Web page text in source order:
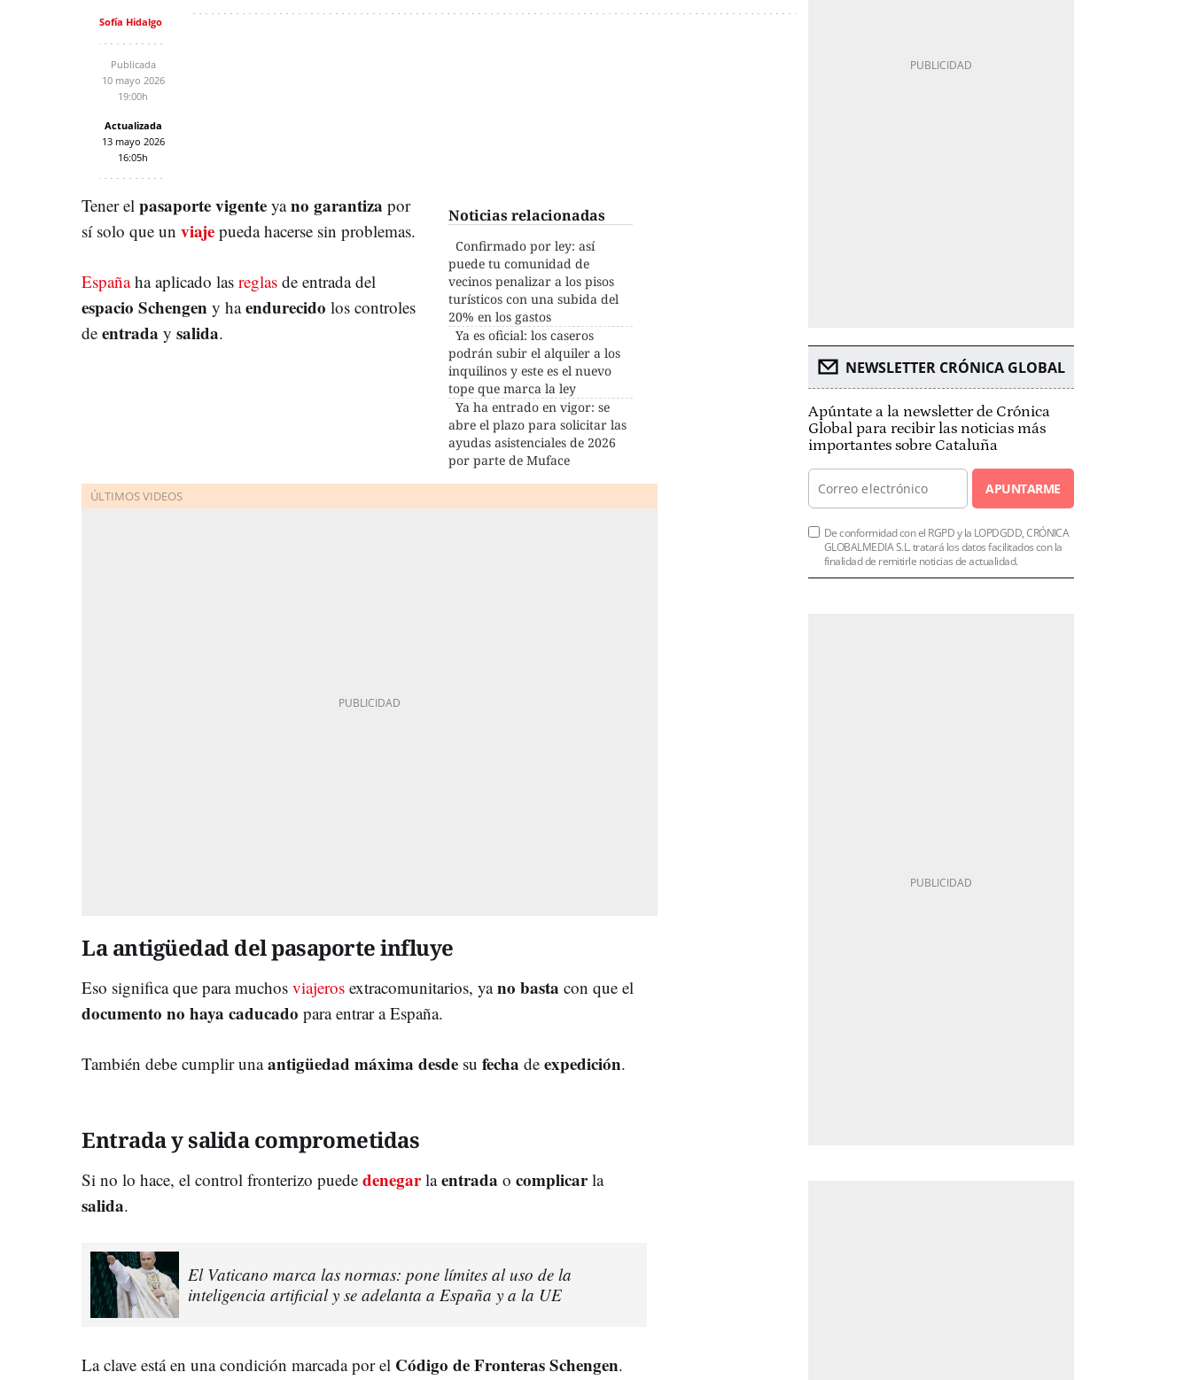
Sofía Hidalgo
Publicada
10 mayo 2026
19:00h
Actualizada
13 mayo 2026
16:05h
Noticias relacionadas
Confirmado por ley: así
puede tu comunidad de
vecinos penalizar a los pisos
turísticos con una subida del
20% en los gastos
Ya es oficial: los caseros
podrán subir el alquiler a los
inquilinos y este es el nuevo
tope que marca la ley
Ya ha entrado en vigor: se
abre el plazo para solicitar las
ayudas asistenciales de 2026
por parte de Muface
Tener el pasaporte vigente yano garantiza por
sí solo que un viaje pueda hacerse sin problemas.
Españaha aplicado las reglas de entrada del
espacio Schengen y haendurecido los controles
de entrada y salida.
La antigüedad del pasaporte influye
Eso significa que para muchos viajeros extracomunitarios, yano basta con que el
documento no haya caducado para entrar a España.
También debe cumplir unaantigüedad máxima desde su fecha de expedición.
Entrada y salida comprometidas
Si no lo hace, el control fronterizo puede denegarlaentrada o complicarla
salida.
El Vaticano marca las normas: pone límites al uso de la
inteligencia artificial y se adelanta a España y a la UE
La clave está en una condición marcada por el Código de Fronteras Schengen.
NEWSLETTER CRÓNICA GLOBAL
Apúntate a la newsletter de Crónica
Global para recibir las noticias más
importantes sobre Cataluña
APUNTARME
De conformidad con el RGPD y la LOPDGDD, CRÓNICA
GLOBALMEDIA S.L. tratará los datos facilitados con la
finalidad de remitirle noticias de actualidad.